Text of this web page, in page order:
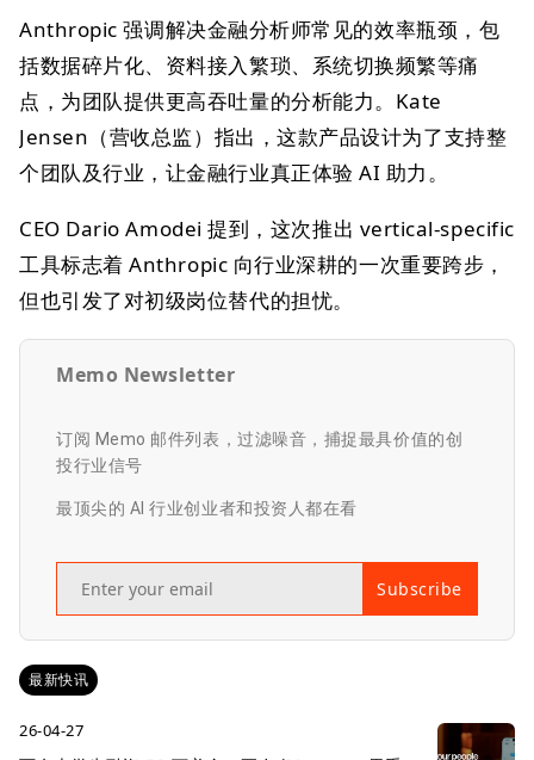
Anthropic 强调解决金融分析师常见的效率瓶颈，包
括数据碎片化、资料接入繁琐、系统切换频繁等痛
点，为团队提供更高吞吐量的分析能力。Kate
Jensen（营收总监）指出，这款产品设计为了支持整
个团队及行业，让金融行业真正体验 AI 助力。
CEO Dario Amodei 提到，这次推出 vertical‑specific
工具标志着 Anthropic 向行业深耕的一次重要跨步，
但也引发了对初级岗位替代的担忧。
Memo Newsletter
订阅 Memo 邮件列表，过滤噪音，捕捉最具价值的创
投行业信号
最顶尖的 AI 行业创业者和投资人都在看
Subscribe
最新快讯
26-04-27